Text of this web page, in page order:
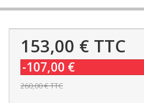
153,00 € TTC
-107,00 €
260,00 €TTC